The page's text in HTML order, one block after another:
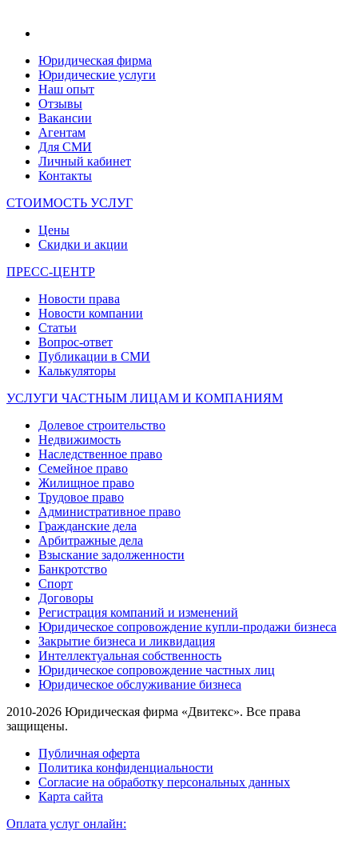
Юридическая фирма
Юридические услуги
Наш опыт
Отзывы
Вакансии
Агентам
Для СМИ
Личный кабинет
Контакты
СТОИМОСТЬ УСЛУГ
Цены
Скидки и акции
ПРЕСС-ЦЕНТР
Новости права
Новости компании
Статьи
Вопрос-ответ
Публикации в СМИ
Калькуляторы
УСЛУГИ ЧАСТНЫМ ЛИЦАМ И КОМПАНИЯМ
Долевое строительство
Недвижимость
Наследственное право
Семейное право
Жилищное право
Трудовое право
Административное право
Гражданские дела
Арбитражные дела
Взыскание задолженности
Банкротство
Спорт
Договоры
Регистрация компаний и изменений
Юридическое сопровождение купли-продажи бизнеса
Закрытие бизнеса и ликвидация
Интеллектуальная собственность
Юридическое сопровождение частных лиц
Юридическое обслуживание бизнеса
2010-2026 Юридическая фирма «Двитекс». Все права
защищены.
Публичная оферта
Политика конфиденциальности
Согласие на обработку персональных данных
Карта сайта
Оплата услуг онлайн: